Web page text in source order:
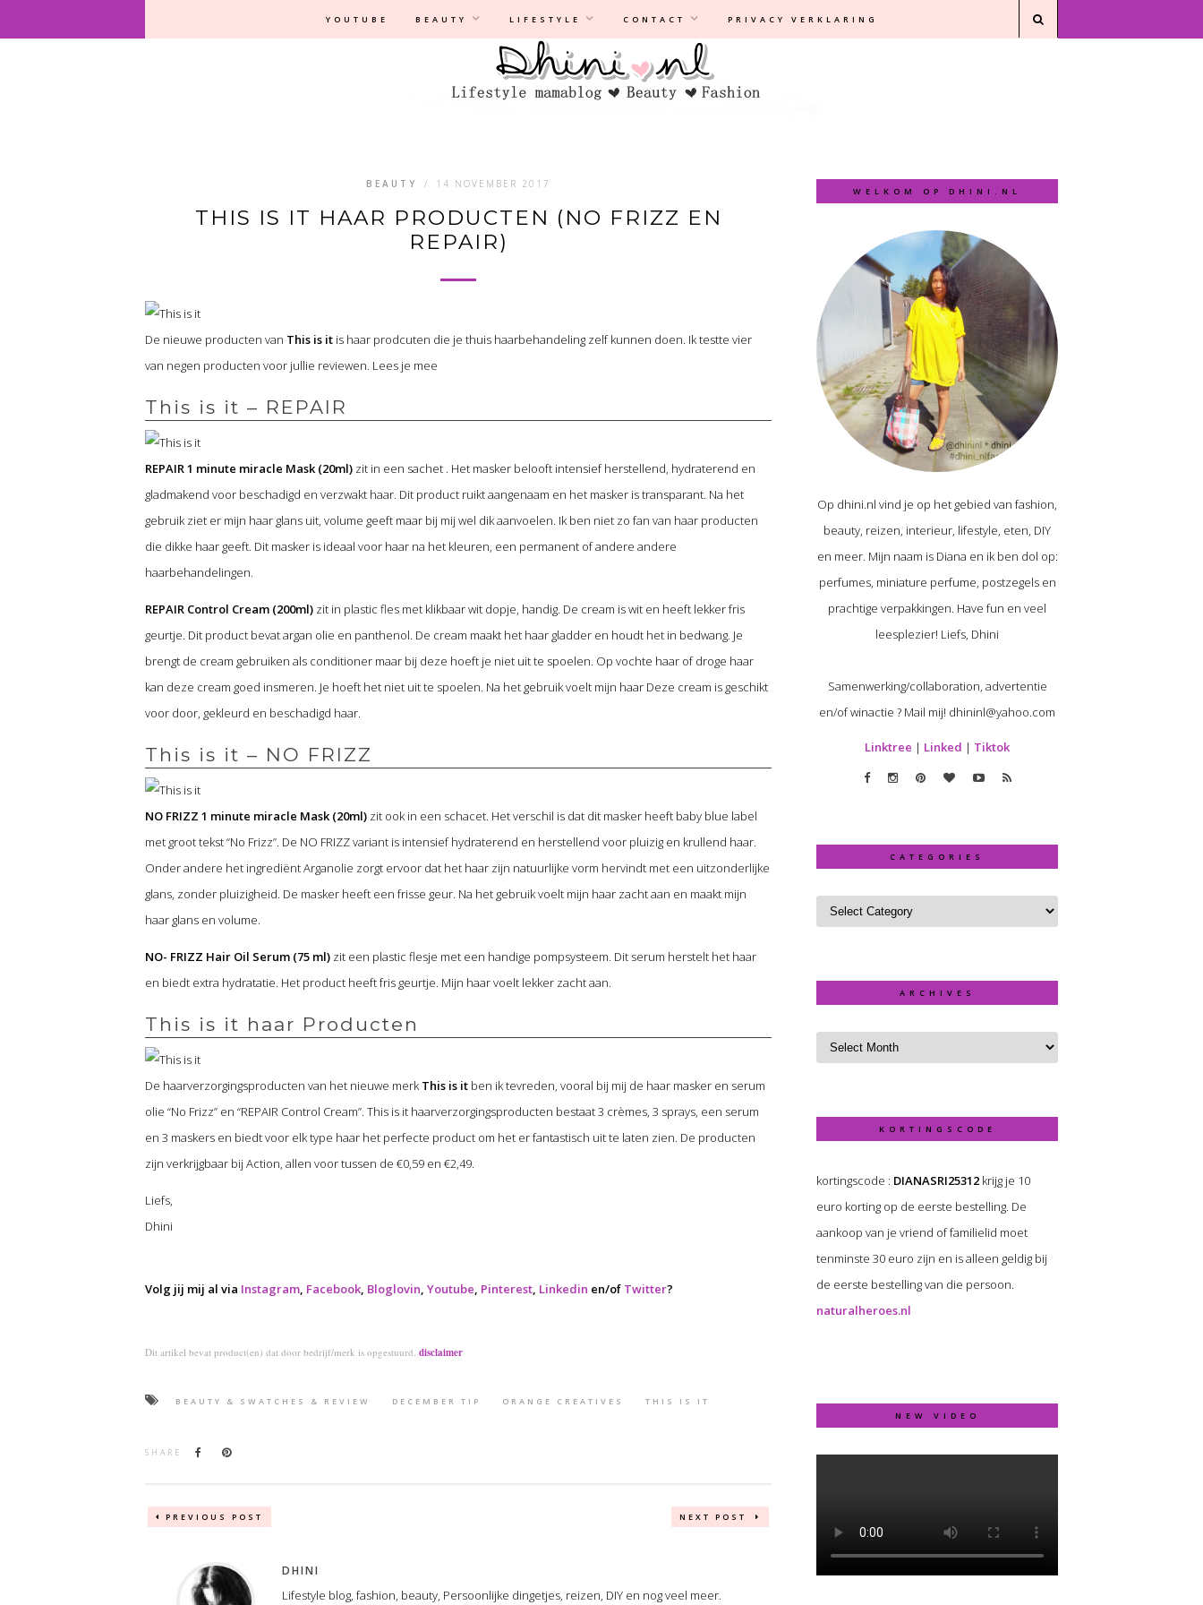
YOUTUBE BEAUTY LIFESTYLE CONTACT PRIVACY VERKLARING
Privacyverklaring |Disclaimer
BEAUTY / 14 NOVEMBER 2017
THIS IS IT HAAR PRODUCTEN (NO FRIZZ EN
REPAIR)
De nieuwe producten van This is it is haar prodcuten die je thuis haarbehandeling zelf kunnen doen. Ik testte vier
van negen producten voor jullie reviewen. Lees je mee
This is it – REPAIR
REPAIR 1 minute miracle Mask (20ml) zit in een sachet . Het masker belooft intensief herstellend, hydraterend en
gladmakend voor beschadigd en verzwakt haar. Dit product ruikt aangenaam en het masker is transparant. Na het
gebruik ziet er mijn haar glans uit, volume geeft maar bij mij wel dik aanvoelen. Ik ben niet zo fan van haar producten
die dikke haar geeft. Dit masker is ideaal voor haar na het kleuren, een permanent of andere andere
haarbehandelingen.
REPAIR Control Cream (200ml) zit in plastic fles met klikbaar wit dopje, handig. De cream is wit en heeft lekker fris
geurtje. Dit product bevat argan olie en panthenol. De cream maakt het haar gladder en houdt het in bedwang. Je
brengt de cream gebruiken als conditioner maar bij deze hoeft je niet uit te spoelen. Op vochte haar of droge haar
kan deze cream goed insmeren. Je hoeft het niet uit te spoelen. Na het gebruik voelt mijn haar Deze cream is geschikt
voor door, gekleurd en beschadigd haar.
This is it – NO FRIZZ
NO FRIZZ 1 minute miracle Mask (20ml) zit ook in een schacet. Het verschil is dat dit masker heeft baby blue label
met groot tekst “No Frizz”. De NO FRIZZ variant is intensief hydraterend en herstellend voor pluizig en krullend haar.
Onder andere het ingrediënt Arganolie zorgt ervoor dat het haar zijn natuurlijke vorm hervindt met een uitzonderlijke
glans, zonder pluizigheid. De masker heeft een frisse geur. Na het gebruik voelt mijn haar zacht aan en maakt mijn
haar glans en volume.
NO- FRIZZ Hair Oil Serum (75 ml) zit een plastic flesje met een handige pompsysteem. Dit serum herstelt het haar
en biedt extra hydratatie. Het product heeft fris geurtje. Mijn haar voelt lekker zacht aan.
This is it haar Producten
De haarverzorgingsproducten van het nieuwe merkThis is it ben ik tevreden, vooral bij mij de haar masker en serum
olie “No Frizz” en “REPAIR Control Cream”. This is it haarverzorgingsproducten bestaat 3 crèmes, 3 sprays, een serum
en 3 maskers en biedt voor elk type haar het perfecte product om het er fantastisch uit te laten zien. De producten
zijn verkrijgbaar bij Action, allen voor tussen de €0,59 en €2,49.
Liefs,
Dhini
Volg jij mij al via Instagram, Facebook, Bloglovin, Youtube, Pinterest, Linkedin en/of Twitter?
Dit artikel bevat product(en) dat door bedrijf/merk is opgestuurd. disclaimer
BEAUTY & SWATCHES & REVIEW DECEMBER TIP ORANGE CREATIVES THIS IS IT
SHARE
PREVIOUS POST NEXT POST
DHINI
Lifestyle blog, fashion, beauty, Persoonlijke dingetjes, reizen, DIY en nog veel meer.
WELKOM OP DHINI.NL
Op dhini.nl vind je op het gebied van fashion,
beauty, reizen, interieur, lifestyle, eten, DIY
en meer. Mijn naam is Diana en ik ben dol op:
perfumes, miniature perfume, postzegels en
prachtige verpakkingen. Have fun en veel
leesplezier! Liefs, Dhini
Samenwerking/collaboration, advertentie
en/of winactie ? Mail mij! dhininl@yahoo.com
Linktree | Linked | Tiktok
CATEGORIES
ARCHIVES
KORTINGSCODE
kortingscode : DIANASRI25312 krijg je 10
euro korting op de eerste bestelling. De
aankoop van je vriend of familielid moet
tenminste 30 euro zijn en is alleen geldig bij
de eerste bestelling van die persoon.
naturalheroes.nl
NEW VIDEO